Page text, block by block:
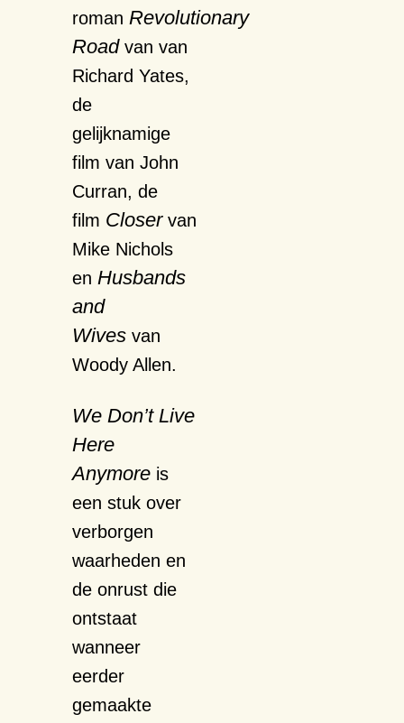
roman Revolutionary
Roadvan van
Richard Yates,
de
gelijknamige
film van John
Curran, de
film Closervan
Mike Nichols
en Husbands
and
Wives van
Woody Allen.
We Don’t Live
Here
Anymore is
een stuk over
verborgen
waarheden en
de onrust die
ontstaat
wanneer
eerder
gemaakte